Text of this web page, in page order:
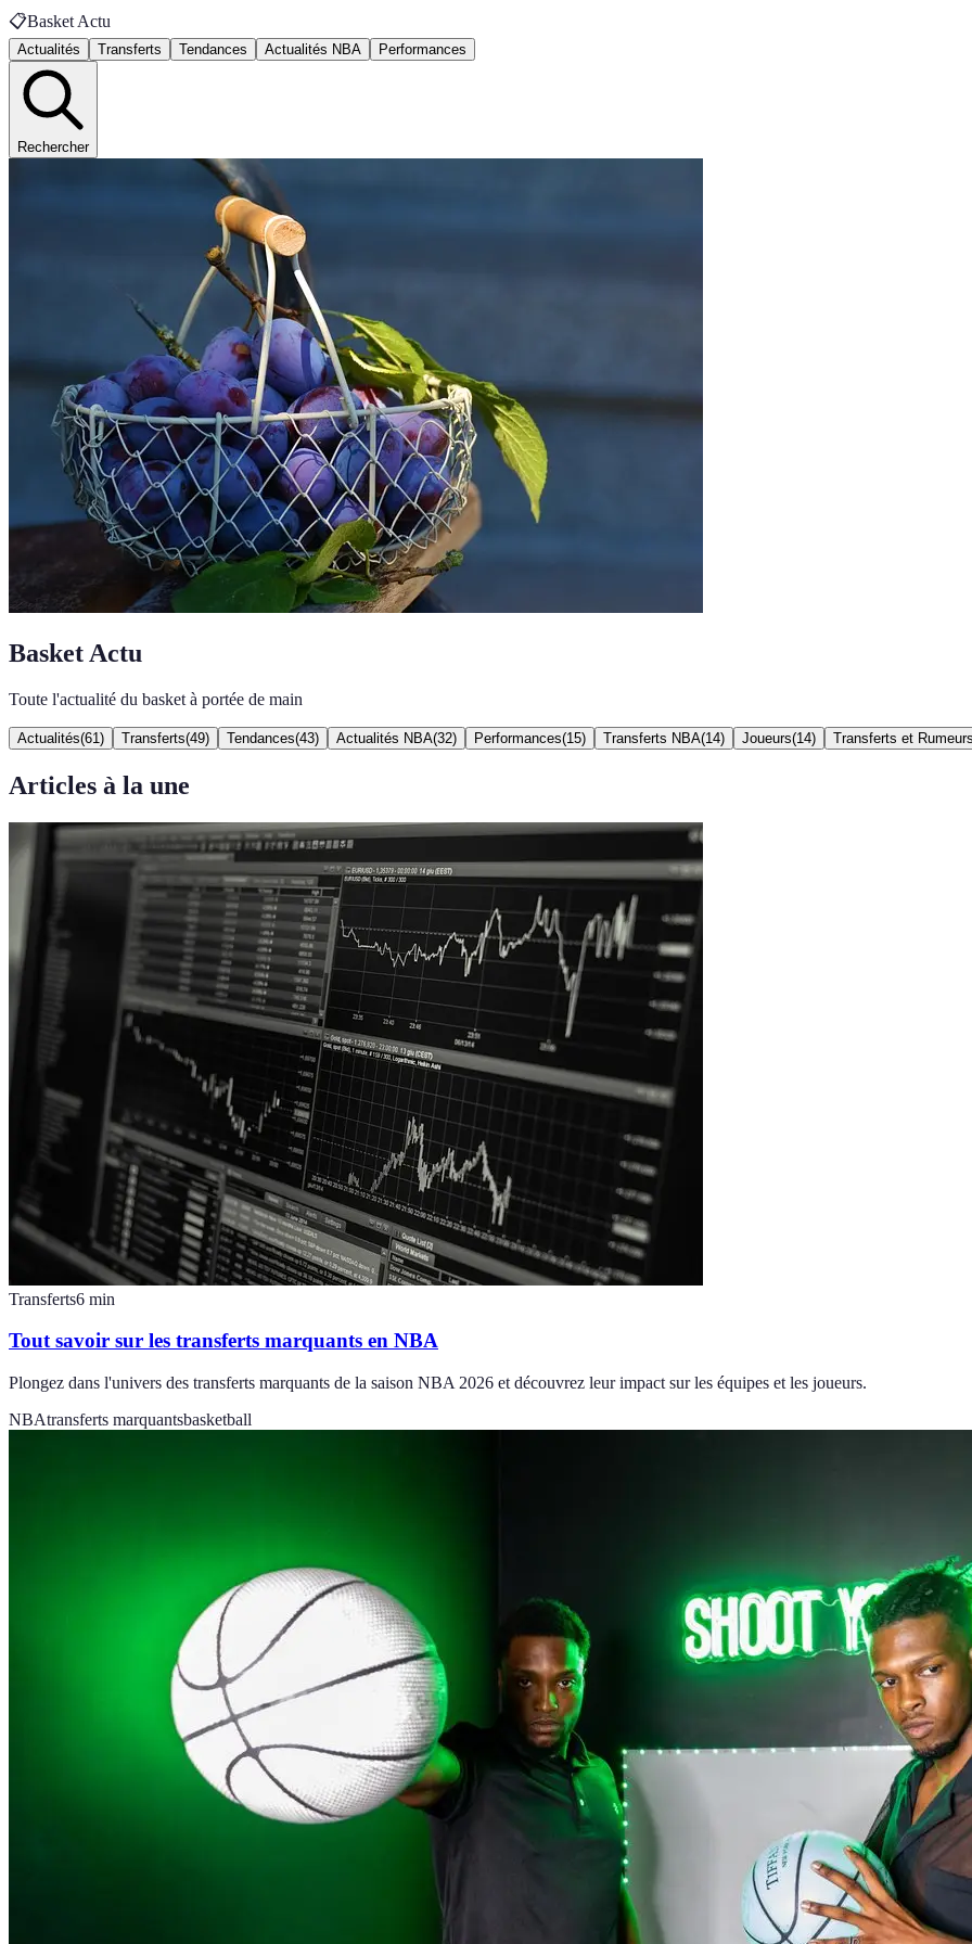
📋Basket Actu
Actualités Transferts Tendances Actualités NBA Performances
Rechercher
Basket Actu
Toute l'actualité du basket à portée de main
Actualités(61 ) Transferts(49) Tendances(43) Actualités NBA(32) Performances(15) Transferts NBA(14) Joueurs(14) Transferts et Rumeurs
Articles à la une
Transferts6 min
Tout savoir sur les transferts marquants en NBA
Plongez dans l'univers des transferts marquants de la saison NBA 2026 et découvrez leur impact sur les équipes et les joueurs.
NBAtransferts marquantsbasketball